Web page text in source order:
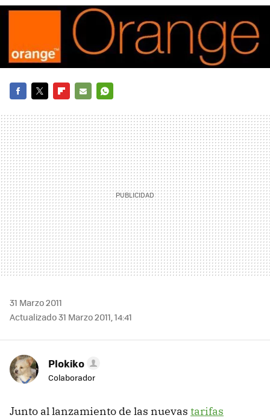
MAIL
31 Marzo 2011
Actualizado 31 Marzo 2011, 14:41
Plokiko
Colaborador
Junto al lanzamiento de las nuevas tarifas